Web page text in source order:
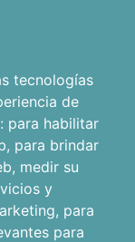
tecnologías
de
para habilitar
, para brindar
, medir su
y
, para
para